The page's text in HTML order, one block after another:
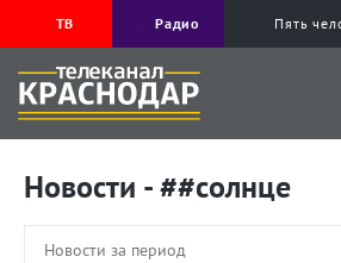
ТВ Радио Пять
Новости - ##солнце